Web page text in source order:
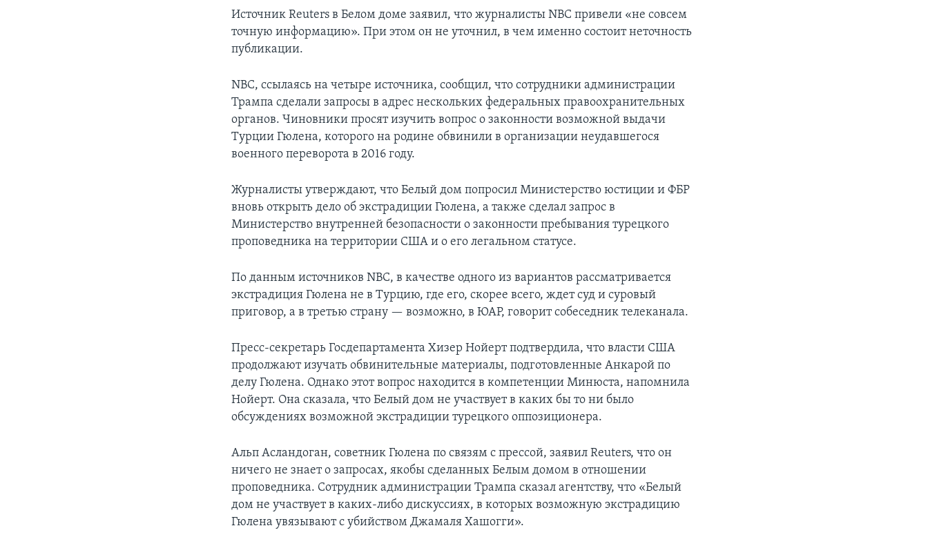
Источник Reuters в Белом доме заявил, что журналисты NBC привели «не совсем
точную информацию». При этом он не уточнил, в чем именно состоит неточность
публикации.
NBC, ссылаясь на четыре источника, сообщил, что сотрудники администрации
Трампа сделали запросы в адрес нескольких федеральных правоохранительных
органов. Чиновники просят изучить вопрос о законности возможной выдачи
Турции Гюлена, которого на родине обвинили в организации неудавшегося
военного переворота в 2016 году.
Журналисты утверждают, что Белый дом попросил Министерство юстиции и ФБР
вновь открыть дело об экстрадиции Гюлена, а также сделал запрос в
Министерство внутренней безопасности о законности пребывания турецкого
проповедника на территории США и о его легальном статусе.
По данным источников NBC, в качестве одного из вариантов рассматривается
экстрадиция Гюлена не в Турцию, где его, скорее всего, ждет суд и суровый
приговор, а в третью страну — возможно, в ЮАР, говорит собеседник телеканала.
Пресс-секретарь Госдепартамента Хизер Нойерт подтвердила, что власти США
продолжают изучать обвинительные материалы, подготовленные Анкарой по
делу Гюлена. Однако этот вопрос находится в компетенции Минюста, напомнила
Нойерт. Она сказала, что Белый дом не участвует в каких бы то ни было
обсуждениях возможной экстрадиции турецкого оппозиционера.
Альп Асландоган, советник Гюлена по связям с прессой, заявил Reuters, что он
ничего не знает о запросах, якобы сделанных Белым домом в отношении
проповедника. Сотрудник администрации Трампа сказал агентству, что «Белый
дом не участвует в каких-либо дискуссиях, в которых возможную экстрадицию
Гюлена увязывают с убийством Джамаля Хашогги».